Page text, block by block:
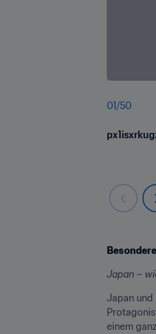
01/50
Japan –
Japan und
einem